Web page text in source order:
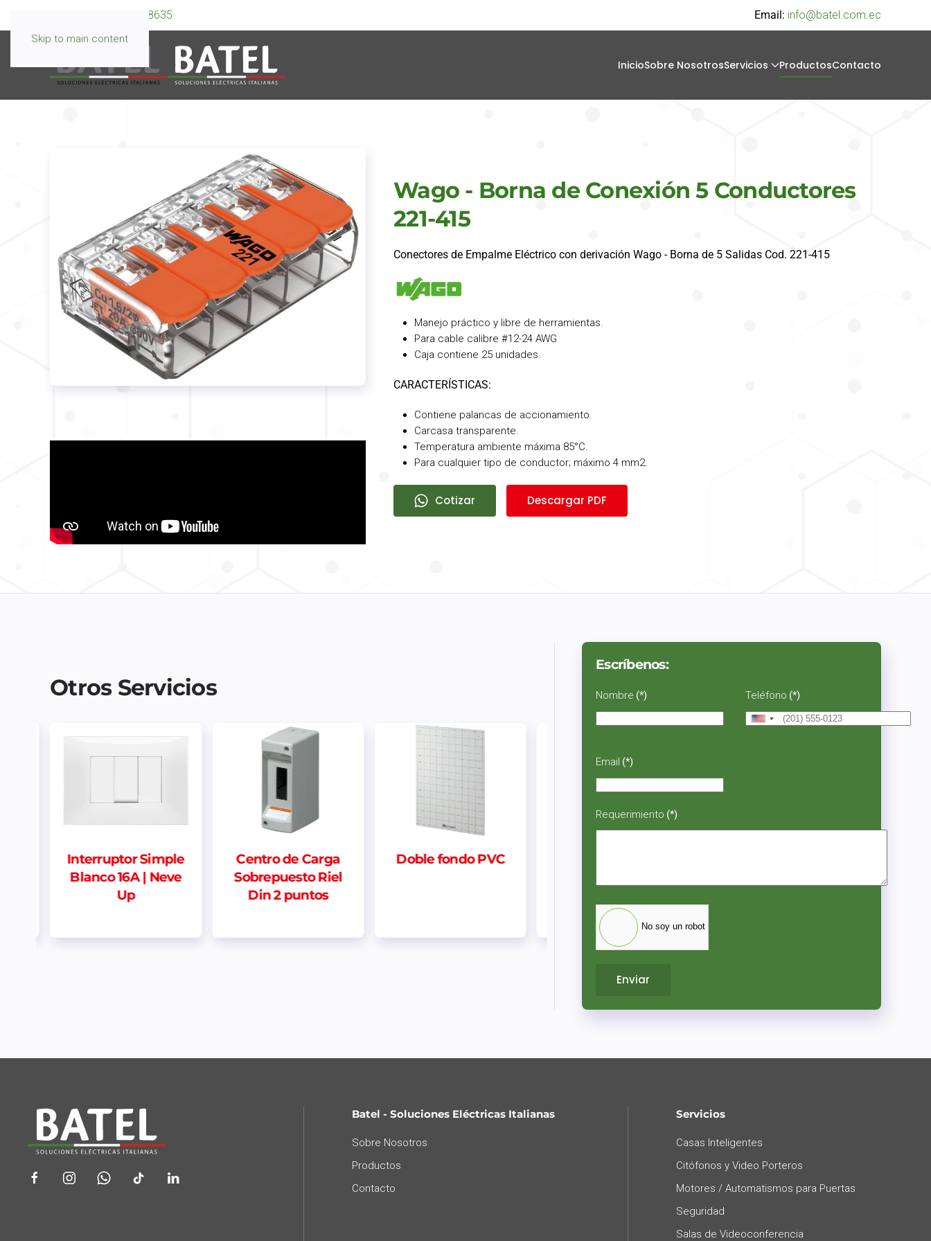
Skip to main content
099 595 8635 Email: info@batel.com.ec
InicioSobre NosotrosServicios ProductosContacto
Wago - Borna de Conexión 5 Conductores
221-415
Conectores de Empalme Eléctrico con derivación Wago - Borna de 5 Salidas Cod. 221-415
Manejo práctico y libre de herramientas.
Para cable calibre #12-24 AWG
Caja contiene 25 unidades.
CARACTERÍSTICAS:
Contiene palancas de accionamiento.
Carcasa transparente.
Temperatura ambiente máxima 85°C.
Para cualquier tipo de conductor; máximo 4 mm2.
Cotizar Descargar PDF
Otros Servicios
Simple
16A | Neve
Centro de Carga
Sobrepuesto Riel
Doble fondo PVC
Interruptor Simple
Escríbenos:
Nombre (*) Teléfono (*)
United
Email (*)
Requerimiento (*)
No soy un robot
Enviar
Batel - Soluciones Eléctricas Italianas
Sobre Nosotros
Productos
Contacto
Servicios
Casas Inteligentes
Citófonos y Video Porteros
Motores / Automatismos para Puertas
Seguridad
Salas de Videoconferencia